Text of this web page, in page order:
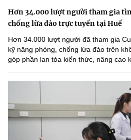
Hơn 34.000 lượt người tham gia
chống lừa đảo trực tuyến tại Huế
Hơn 34.000 lượt người đã tham gia
kỹ năng phòng, chống lừa đảo trên
góp phần lan tỏa kiến thức, nâng cao